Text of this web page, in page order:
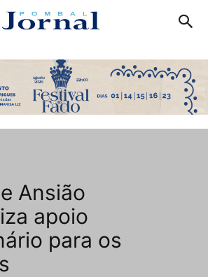
Ansião
apoio
para os